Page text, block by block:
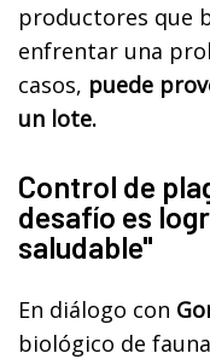
productores que
enfrentar una
casos, puede
un lote.
Control de
desafío es
saludable"
En diálogo con
biológico de